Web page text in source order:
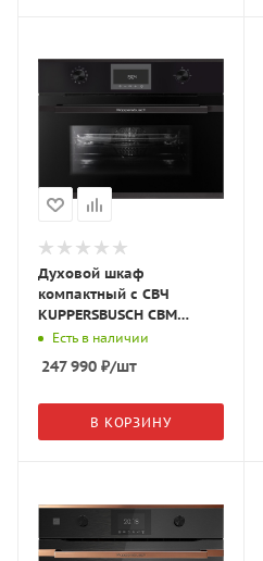
Духовой шкаф
компактный с СВЧ
KUPPERSBUSCH CBM
6330.0 S5 чёрное
стекло/Black Velvet
Есть в наличии
247 990 ₽/шт
В КОРЗИНУ